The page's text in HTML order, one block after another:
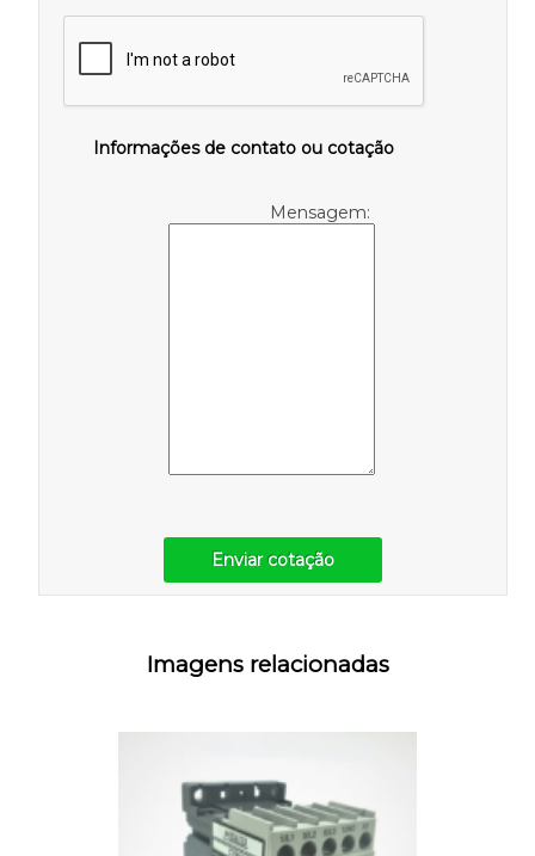
Informações de contato ou cotação
Mensagem:
Enviar cotação
Imagens relacionadas